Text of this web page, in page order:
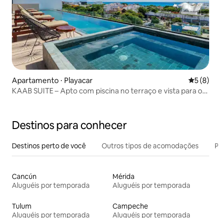
Apartamento ⋅ Playacar 5 de
5 (8)
KAAB SUITE – Apto com piscina no terraço e vista para o
Destinos para conhecer
Destinos perto de você Outros tipos de acomodações
Cancún
Aluguéis por temporada
Mérida
Aluguéis por temporada
Tulum
Aluguéis por temporada
Campeche
Aluguéis por temporada